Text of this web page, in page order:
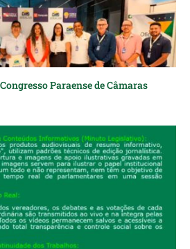
Paraense de Câmaras